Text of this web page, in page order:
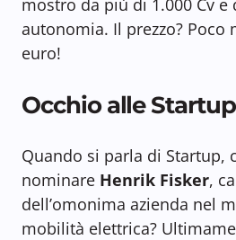
autonomia. Il prezzo? Poco
euro!
Occhio alle Startup
Quando si parla di Startup,
nominare Henrik Fisker,
dell’omonima azienda nel
mobilità elettrica?